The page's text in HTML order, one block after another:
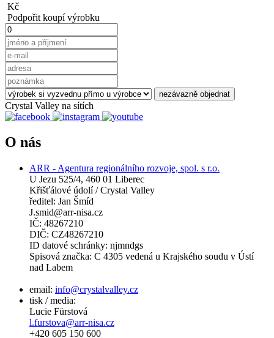
Kč
Podpořit koupí výrobku
nezávazně objednat
Crystal Valley na sítích
O nás
ARR - Agentura regionálního rozvoje, spol. s r.o.
U Jezu 525/4, 460 01 Liberec
Křišťálové údolí / Crystal Valley
ředitel: Jan Šmíd
J.smid@arr-nisa.cz
IČ: 48267210
DIČ: CZ48267210
ID datové schránky: njmndgs
Spisová značka: C 4305 vedená u Krajského soudu v Ústí
nad Labem
email: info@crystalvalley.cz
tisk / media:
Lucie Fürstová
l.furstova@arr-nisa.cz
+420 605 150 600